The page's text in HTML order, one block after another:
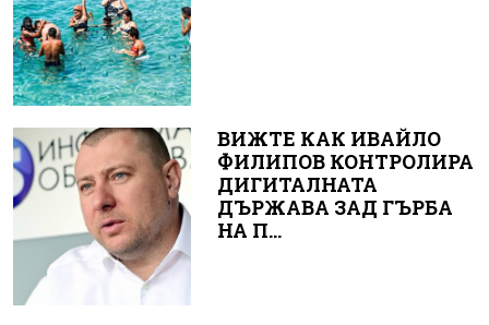
ВИЖТЕ КАК ИВАЙЛО
ФИЛИПОВ КОНТРОЛИРА
ДИГИТАЛНАТА
ДЪРЖАВА ЗАД ГЪРБА
НА П...